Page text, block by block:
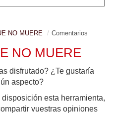
NO MUERE Comentarios
NO MUERE
disfrutado? ¿Te gustaría
aspecto?
esta herramienta,
vuestras opiniones